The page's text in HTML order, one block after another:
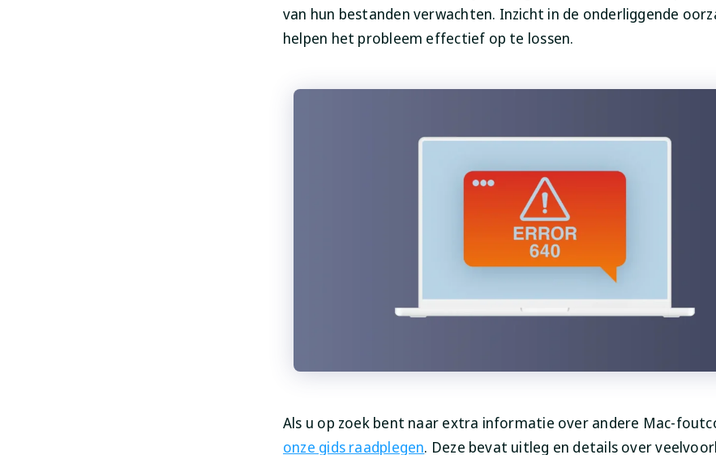
van hun bestanden verwachten. Inzicht in de onderliggende
helpen het probleem effectief op te lossen.
Als u op zoek bent naar extra informatie over andere Mac-
onze gids raadplegen. Deze bevat uitleg en details over